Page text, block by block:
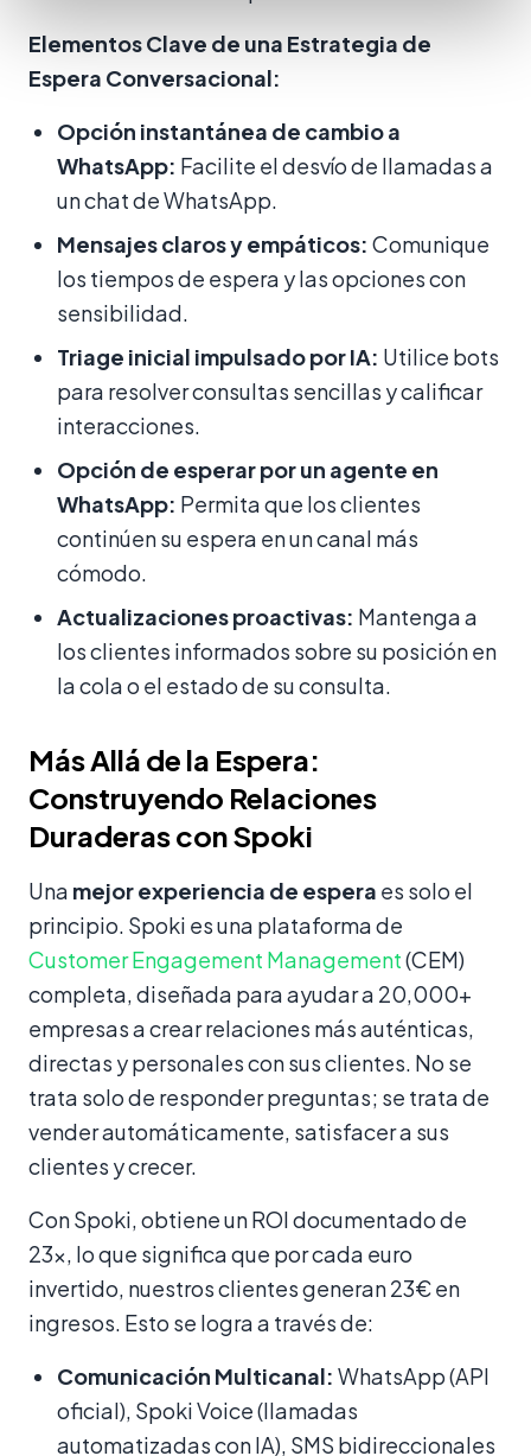
Elementos Clave de una Estrategia de
Espera Conversacional:
Opción instantánea de cambio a
WhatsApp: Facilite el desvío de llamadas a
un chat de WhatsApp.
Mensajes claros y empáticos: Comunique
los tiempos de espera y las opciones con
sensibilidad.
Triage inicial impulsado por IA: Utilice bots
para resolver consultas sencillas y calificar
interacciones.
Opción de esperar por un agente en
WhatsApp: Permita que los clientes
continúen su espera en un canal más
cómodo.
Actualizaciones proactivas: Mantenga a
los clientes informados sobre su posición en
la cola o el estado de su consulta.
Más Allá de la Espera:
Construyendo Relaciones
Duraderas con Spoki
Una mejor experiencia de espera es solo el
principio. Spoki es una plataforma de
Customer Engagement Management(CEM)
completa, diseñada para ayudar a 20,000+
empresas a crear relaciones más auténticas,
directas y personales con sus clientes. No se
trata solo de responder preguntas; se trata de
vender automáticamente, satisfacer a sus
clientes y crecer.
Con Spoki, obtiene un ROI documentado de
23x, lo que significa que por cada euro
invertido, nuestros clientes generan 23€ en
ingresos. Esto se logra a través de:
Comunicación Multicanal: WhatsApp (API
oficial), Spoki Voice (llamadas
automatizadas con IA), SMS bidireccionales